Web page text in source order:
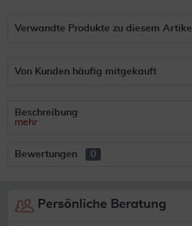
Verwandte Produkte zu diesem Artikel
Von Kunden häufig mitgekauft
Beschreibung
mehr
Bewertungen 0
Persönliche Beratung